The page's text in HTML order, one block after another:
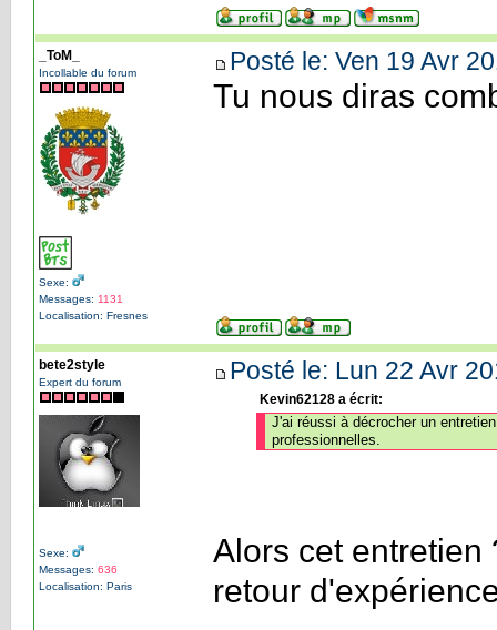
_ToM_
Incollable du forum
Sexe:
Messages: 1131
Localisation: Fresnes
Posté le: Ven 19 Avr
Tu nous diras
bete2style
Expert du forum
Sexe:
Messages: 636
Localisation: Paris
Posté le: Lun 22 Avr
Kevin62128 a écrit:
J'ai réussi à décrocher un
professionnelles.
Alors cet entretien
retour